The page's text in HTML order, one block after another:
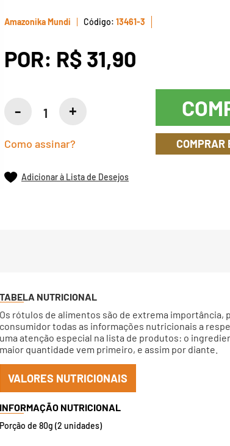
Amazonika Mundi 13461-3
POR: R$ 31,90
Como assinar? COMPRAR
Adicionar à Lista de Desejos
TABELA NUTRICIONAL
Os rótulos de alimentos são de extrema importância,
consumidor todas as informações nutricionais a
uma atenção especial na lista de produtos: o
maior quantidade vem primeiro, e assim por diante.
VALORES NUTRICIONAIS
Porção de 80g (2 unidades)